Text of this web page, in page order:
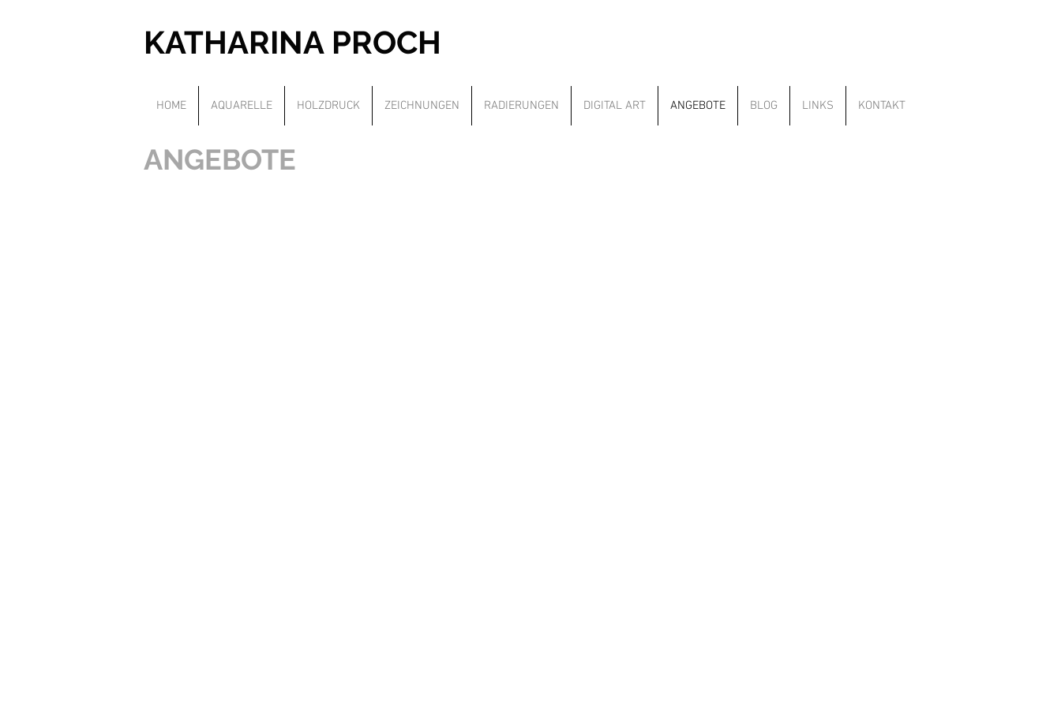
KATHARINA PROCH
HOME AQUARELLE HOLZDRUCK ZEICHNUNGEN RADIERUNGEN DIGITAL ART ANGEBOTE BLOG LINKS KONTAKT
ANGEBOTE